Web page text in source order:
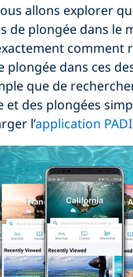
allons explorer
de plongée dans le
comment
plongée dans ces
que de
et des plongées
l’application